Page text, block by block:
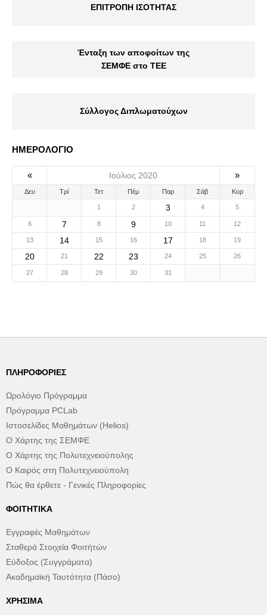
ΕΠΙΤΡΟΠΗ ΙΣΟΤΗΤΑΣ
Ένταξη των αποφοίτων της
ΣΕΜΦΕ στο ΤΕΕ
Σύλλογος Διπλωματούχων
ΗΜΕΡΟΛΟΓΙΟ
« Ιούλιος 2020 »
Δευ Τρί Τετ Πέμ Παρ Σάβ Κυρ
1 2 3 4 5
6 7 8 9 10 11 12
13 14 15 16 17 18 19
20 21 22 23 24 25 26
27 28 29 30 31
ΠΛΗΡΟΦΟΡΊΕΣ
Ωρολόγιο Πρόγραμμα
Πρόγραμμα PCLab
Ιστοσελίδες Μαθημάτων (Helios)
Ο Χάρτης της ΣΕΜΦΕ
Ο Χάρτης της Πολυτεχνειούπολης
Ο Καιρός στη Πολυτεχνειούπολη
Πώς θα έρθετε - Γενικές Πληροφορίες
ΦΟΙΤΗΤΙΚΆ
Εγγραφές Μαθημάτων
Σταθερά Στοιχεία Φοιτήτών
Εύδοξος (Συγγράματα)
Ακαδημαϊκή Ταυτότητα (Πάσο)
ΧΡΉΣΙΜΑ